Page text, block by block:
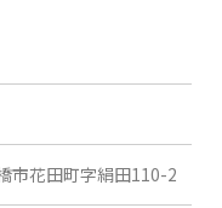
市花田町字絹田110-2